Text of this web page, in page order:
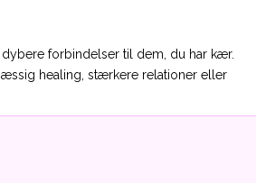
forbindelser til dem, du har kær.
healing, stærkere relationer eller